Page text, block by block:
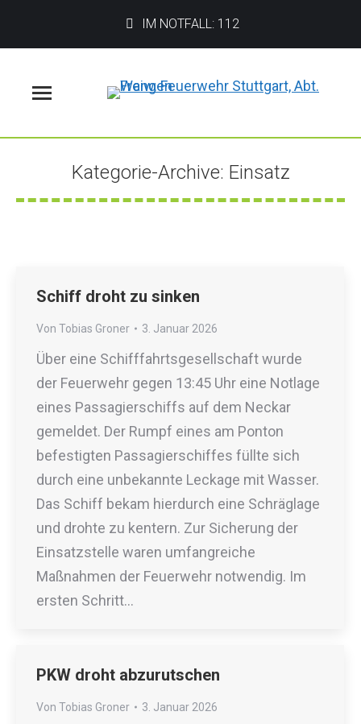
IM NOTFALL: 112
Kategorie-Archive: Einsatz
Sie befinden sich hier:
Schiff droht zu sinken
Von Tobias Groner 3. Januar 2026
Über eine Schifffahrtsgesellschaft wurde
der Feuerwehr gegen 13:45 Uhr eine Notlage
eines Passagierschiffs auf dem Neckar
gemeldet. Der Rumpf eines am Ponton
befestigten Passagierschiffes füllte sich
durch eine unbekannte Leckage mit Wasser.
Das Schiff bekam hierdurch eine Schräglage
und drohte zu kentern. Zur Sicherung der
Einsatzstelle waren umfangreiche
Maßnahmen der Feuerwehr notwendig. Im
ersten Schritt…
PKW droht abzurutschen
Von Tobias Groner 3. Januar 2026